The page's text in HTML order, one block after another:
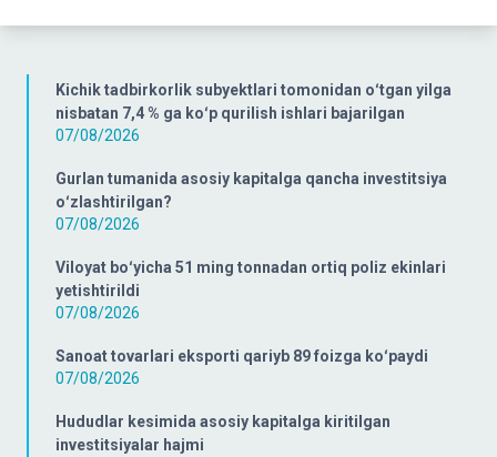
Kichik tadbirkorlik subyektlari tomonidan oʻtgan yilga
nisbatan 7,4 % ga koʻp qurilish ishlari bajarilgan
07/08/2026
Gurlan tumanida asosiy kapitalga qancha investitsiya
oʻzlashtirilgan?
07/08/2026
Viloyat boʻyicha 51 ming tonnadan ortiq poliz ekinlari
yetishtirildi
07/08/2026
Sanoat tovarlari eksporti qariyb 89 foizga koʻpaydi
07/08/2026
Hududlar kesimida asosiy kapitalga kiritilgan
investitsiyalar hajmi